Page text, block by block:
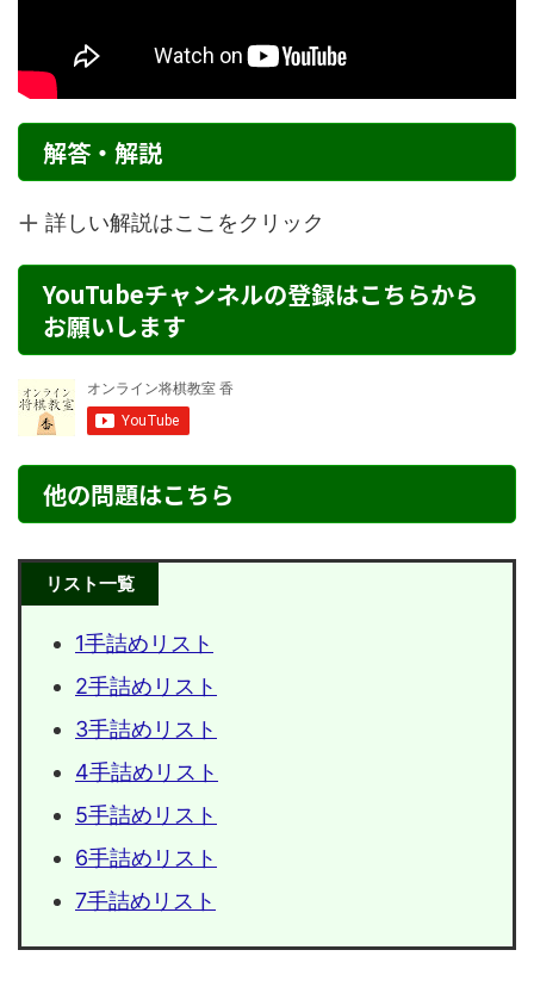
解答・解説
詳しい解説はここをクリック
YouTubeチャンネルの登録はこちらから
お願いします
他の問題はこちら
リスト一覧
1手詰めリスト
2手詰めリスト
3手詰めリスト
4手詰めリスト
5手詰めリスト
6手詰めリスト
7手詰めリスト